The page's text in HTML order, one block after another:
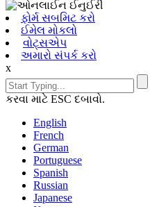
ફોર્મ સબમિટ કરો
ઈમેલ મોકલો
વોટ્સએપ
અમારો સંપર્ક કરો
x
કરવા માટે ESC દબાવો.
English
French
German
Portuguese
Spanish
Russian
Japanese